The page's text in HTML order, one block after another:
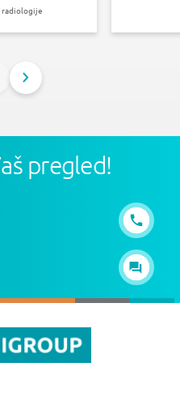
radiologije
pregled!